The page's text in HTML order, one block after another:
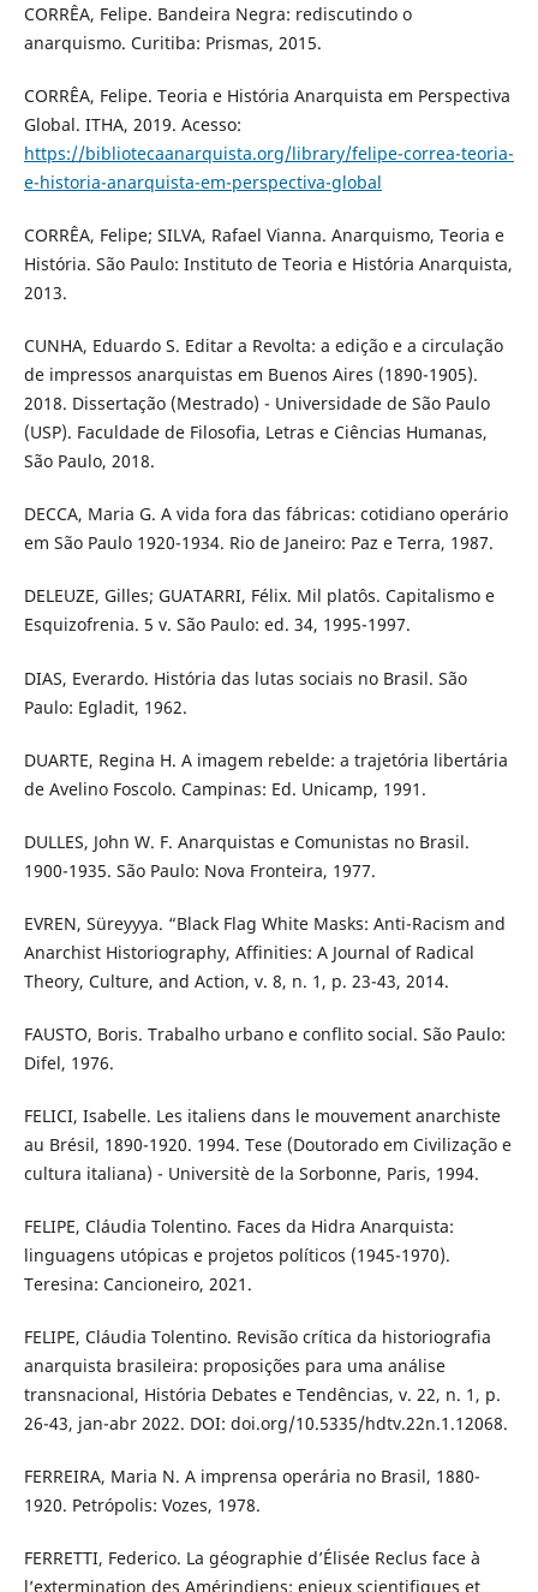
CORRÊA, Felipe. Bandeira Negra: rediscutindo o
anarquismo. Curitiba: Prismas, 2015.
CORRÊA, Felipe. Teoria e História Anarquista em Perspectiva
Global. ITHA, 2019. Acesso:
https://bibliotecaanarquista.org/library/felipe-correa-teoria-
e-historia-anarquista-em-perspectiva-global
CORRÊA, Felipe; SILVA, Rafael Vianna. Anarquismo, Teoria e
História. São Paulo: Instituto de Teoria e História Anarquista,
2013.
CUNHA, Eduardo S. Editar a Revolta: a edição e a circulação
de impressos anarquistas em Buenos Aires (1890-1905).
2018. Dissertação (Mestrado) - Universidade de São Paulo
(USP). Faculdade de Filosofia, Letras e Ciências Humanas,
São Paulo, 2018.
DECCA, Maria G. A vida fora das fábricas: cotidiano operário
em São Paulo 1920-1934. Rio de Janeiro: Paz e Terra, 1987.
DELEUZE, Gilles; GUATARRI, Félix. Mil platôs. Capitalismo e
Esquizofrenia. 5 v. São Paulo: ed. 34, 1995-1997.
DIAS, Everardo. História das lutas sociais no Brasil. São
Paulo: Egladit, 1962.
DUARTE, Regina H. A imagem rebelde: a trajetória libertária
de Avelino Foscolo. Campinas: Ed. Unicamp, 1991.
DULLES, John W. F. Anarquistas e Comunistas no Brasil.
1900-1935. São Paulo: Nova Fronteira, 1977.
EVREN, Süreyyya. “Black Flag White Masks: Anti-Racism and
Anarchist Historiography, Affinities: A Journal of Radical
Theory, Culture, and Action, v. 8, n. 1, p. 23-43, 2014.
FAUSTO, Boris. Trabalho urbano e conflito social. São Paulo:
Difel, 1976.
FELICI, Isabelle. Les italiens dans le mouvement anarchiste
au Brésil, 1890-1920. 1994. Tese (Doutorado em Civilização e
cultura italiana) - Universitè de la Sorbonne, Paris, 1994.
FELIPE, Cláudia Tolentino. Faces da Hidra Anarquista:
linguagens utópicas e projetos políticos (1945-1970).
Teresina: Cancioneiro, 2021.
FELIPE, Cláudia Tolentino. Revisão crítica da historiografia
anarquista brasileira: proposições para uma análise
transnacional, História Debates e Tendências, v. 22, n. 1, p.
26-43, jan-abr 2022. DOI: doi.org/10.5335/hdtv.22n.1.12068.
FERREIRA, Maria N. A imprensa operária no Brasil, 1880-
1920. Petrópolis: Vozes, 1978.
FERRETTI, Federico. La géographie d’Élisée Reclus face à
l’extermination des Amérindiens: enjeux scientifiques et